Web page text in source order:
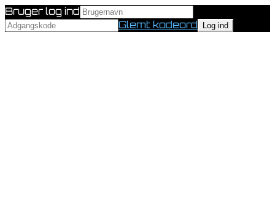
Bruger log ind
Glemt kodeord